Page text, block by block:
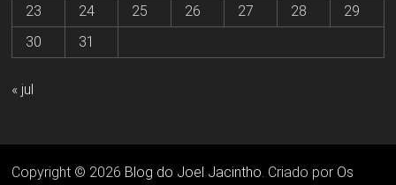
23
24 25 26 27 28
29
30
31
« jul
Copyright © 2026 Blog do Joel Jacintho. Criado por Os